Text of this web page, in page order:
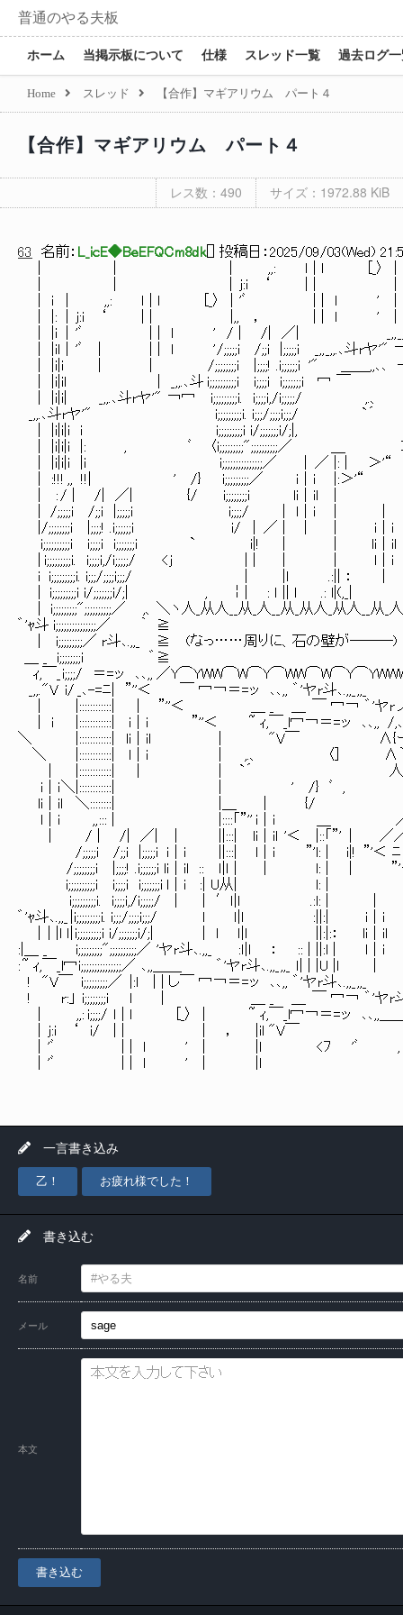
普通のやる夫板
ホーム 当掲示板について 仕様 スレッド一覧 過去ログ
Home スレッド 【合作】マギアリウム パート４
【合作】マギアリウム パート４
レス数：490 サイズ：1972.88 KiB
63 名前： L_icE◆BeEFQCm8dk[ ] 投稿日： 2025/09/03(Wed)
| | | ,,: ｌ | ｌ [_〉 |
| | | j:ｉ ‘ | | | ， ,,: /
| i | ,,: ｌ | ｌ [_〉 | 'ﾞ | | ｌ ' |
| |: | j:ｉ ‘ | | |,, ， | | ｌ ' | _,, _,,.､斗r
| |i | 'ﾞ | | ｌ ' / | /| ／| _,, _,,.､斗rヤ'" ,,､､ ―=
| |iｌ | 'ﾞ | | | ｌ ' /;;;;;i /;;i |;;;;;i _,, _,,.､斗rヤ'" ￢
| |i|i | | /;;;;;;;;i |;;;;! .i;;;;;;i '" ＿＿,,､､ ―=＝￢
| |i|iｌ | _,,.､斗 i;;;;;;;;;;i i;;;;i i;;;;;;;i 冖 ￣
| |i|i| _,,.､斗rヤ'" ￢冖 i;;;;;;;;;i. i;;;;i,/
_,,.､斗rヤ'" i;;;;;;;;;i. i;;;/;;;;i;;;/
| |i|i|i i i;;;;;;;;;i i/;;;;;;;i/;|, ＿ ´ ｜
| |i|i|i |: , ﾞ 〈i;;;;;;;;;";;;;;;;;;;／ ＿
| |i|i|i |i i;;;;;;;;;;;;;;;／ ｜ ／ |: | ＞'“ |
| :!!! ,, !!| ' /} i;;;;;;;;;／ i｜i |:＞
| : / | /| ／| {/ i;;;;;;;;i li｜il | | :l
| /;;;;;i /;;i |;;;;;i i;;;;/ | l｜i |
|/;;;;;;;;i |;;;;! .i;;;;;;i i/ | ／ | ｜ | i｜i
i;;;;;;;;;;i i;;;;i i;;;;;;;i ` i|! | | li｜il ：:|:||
| i;;;;;;;;;i. i;;;;i,/i;;;;;/ <j | | | | l｜i | l:|| |
i i;;;;;;;;;i. i;;;/;;;;i;;;/ | |ｌ .:|| ： ｜ ｌ| U| | |
| i;;;;;;;;;i i/;;;;;;;i/;| , ￤| : ｌ || l .: l|(,_| ｌ|:
| i;;;;;;;;;";;;;;;;;;;／ ,、 ＼ヽ人_从人__从_人__从_从人_
゛'ｬ斗 i;;;;;;;;;;;;;;;／ ｀ ≧ ≦ _-
| i;;;;;;;;;／ r斗､.,,_ ≧ (なっ……周りに、石の壁
＿ _ i;;;;;;;;i ゛≧ ≦ ﾆﾆﾆV二＞ｰ］
ｨ,￣_ i;;;;/ ＝=ッ ､､,, ／
_,,. "V i/ _､-=ﾆ| ”''＜ ￣ 冖￢＝=ッ ､､,, ゛'ヤr斗
| |::::::::::::| ｜ ”''＜ ＿ _ ＿ ￣ 冖￢ ゛'ヤr ノ
| i |::::::::::::| i｜i ”''＜ ~ ｨ,￣_l冖￢＝=ッ ､､,, /,､
＼ |::::::::::::| li｜il | "V￣ Λ{ー/ /─‐- _
＼ |::::::::::::| l｜i | ,.、 〈] Λ｀＞┼─‐-
｜ |::::::::::::| ｜ | `´ 人 八 {彑」 ｒ＜
i｜i ＼|::::::::::::| | ' /} ﾞ , ｀¨¨¨¨¨´,､
li｜il ＼::::::::| |＿ ｜ {/ ,､ r<ﾆ//／,､＜
l｜i ,, ::: | |::::「”'' i｜i ＿ ／／ﾆﾆ乂{ / / ＞
｜ / | /| ／| ｜ ||:::| li｜il '＜ |::「”' | ／／ ＿ ﾆﾆ
/;;;;;i /;;i |;;;;;i i｜i ||:::| l｜i ”'l: | i|! ”'＜ ﾆ | :| ｜
/;;;;;;;;i |;;;;! .i;;;;;;i li｜il :: ｌ|ｌ | ｜ l: | | ”'＜:| i
i;;;;;;;;;;i i;;;;i i;;;;;;;i l｜i :| U从| l: | | li｜il
i;;;;;;;;;i. i;;;;i,/i;;;;;/ ｜ | ′ｌ|ｌ .:l: | ｜ | l｜
゛'ｬ斗､.,,_ |i;;;;;;;;;i. i;;;/;;;;i;;;/ l ｌ|ｌ :||:| i｜i |
| | |l ｌ| i;;;;;;;;;i i/;;;;;;;i/;| | l ｌ|ｌ ||:|:： li
:|＿ _ i;;;;;;;;;";;;;;;;;;;／ 'ヤr斗､.,,_ :ｌ|ｌ ：
: ~ ｨ,￣_l冖i;;;;;;;;;;;;;;;／ ､,,＿＿ ゛'ヤr斗､.,,_ ,,_ ｌ| |
! "V￣ i;;;;;;;;;／ |:l | | し￣ 冖￢＝=ッ ､､,, ゛'ヤr斗､
! r:」 i;;;;;;;;i l | ＿ _ ＿ ￣ 冖￢ ゛'ヤr斗､
| ,,: i;;;;/ ｌ | ｌ [_〉 | ~ ｨ,￣_l冖￢＝=ッ ､､,,＿＿
| j:ｉ ‘ i/ | | | ， |iｌ "V￣ ￣ 冖￢＝=
| 'ﾞ | | ｌ ' | |ｌ <ﾌ 'ﾞ , ′
| 'ﾞ | | ｌ ' | |
一言書き込み
乙！ お疲れ様でした！
書き込む
名前
メール
本文
書き込む